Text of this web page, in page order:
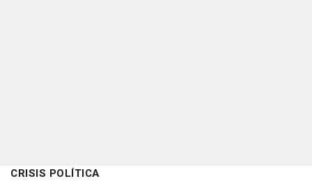
CRISIS POLÍTICA